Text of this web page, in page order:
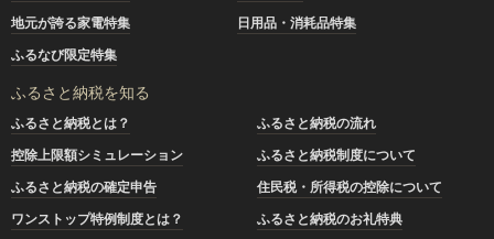
地元が誇る家電特集
日用品・消耗品特集
ふるなび限定特集
ふるさと納税を知る
ふるさと納税とは？
ふるさと納税の流れ
控除上限額シミュレーション
ふるさと納税制度について
ふるさと納税の確定申告
住民税・所得税の控除について
ワンストップ特例制度とは？
ふるさと納税のお礼特典